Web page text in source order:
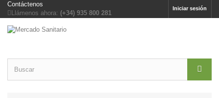
Iniciar sesión
Contáctenos
Llámenos ahora: (+34) 935 800 281